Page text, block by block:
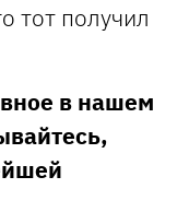
тот получил
в нашем